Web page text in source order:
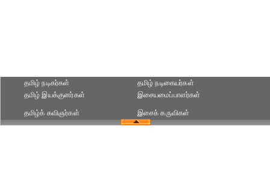
தமிழ் நடிகர்கள்
தமிழ் நடிகையர்கள்
தமிழ் இயக்குனர்கள்
இசையமைப்பாளர்கள்
தமிழ்க் கவிஞர்கள் இசைக் கருவிகள்